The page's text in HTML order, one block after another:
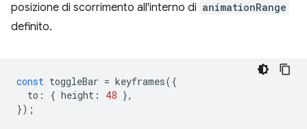
posizione di scorrimento all'interno di animationRange
definito.
const toggleBar = keyframes({
to : { height : 48 },
});